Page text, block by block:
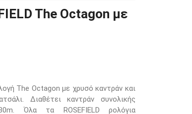
The Octagon με
The Octagon με χρυσό καντράν και
Διαθέτει καντράν συνολικής
Όλα τα ROSEFIELD ρολόγια